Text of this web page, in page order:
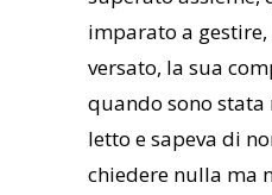
imparato a
versato, la sua
quando sono stata
letto e sapeva di
chiedere nulla ma